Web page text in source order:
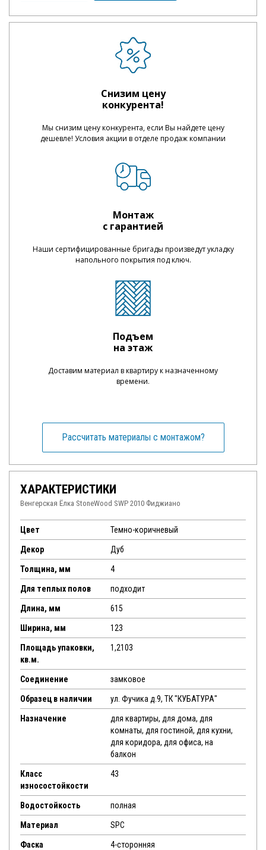
Снизим цену
конкурента!
Мы снизим цену конкурента, если Вы найдете цену
дешевле! Условия акции в отделе продаж компании
Монтаж
с гарантией
Наши сертифицированные бригады произведут укладку
напольного покрытия под ключ.
Подъем
на этаж
Доставим материал в квартиру к назначенному
времени.
Рассчитать материалы с монтажом?
ХАРАКТЕРИСТИКИ
Венгерская Ёлка StoneWood SWP 2010 Фиджиано
Цвет Темно-коричневый
Декор Дуб
Толщина, мм 4
Для теплых полов подходит
Длина, мм 615
Ширина, мм 123
Площадь упаковки,
кв.м.
1,2103
Соединение замковое
Образец в наличии ул. Фучика д.9, ТК "КУБАТУРА"
Назначение
для квартиры, для дома, для
комнаты, для гостиной, для кухни,
для коридора, для офиса, на
балкон
Класс
износостойкости
43
Водостойкость полная
Материал SPC
Фаска 4-сторонняя